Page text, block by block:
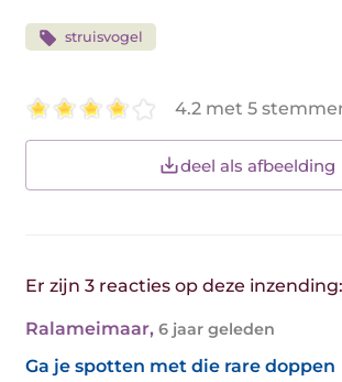
struisvogel
4.2 met 5
deel als afbeelding
Er zijn 3 reacties op deze inzending:
Ralameimaar, 6 jaar geleden
Ga je spotten met die rare doppen